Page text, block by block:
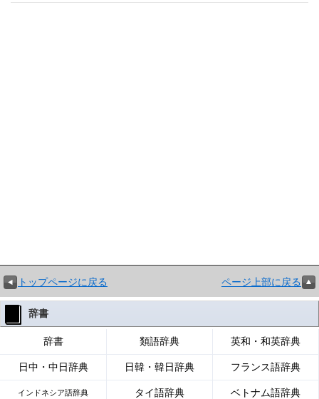
トップページに戻る ページ上部に戻る
辞書
辞書 類語辞典 英和・和英辞典
日中・中日辞典 日韓・韓日辞典 フランス語辞典
インドネシア語辞典 タイ語辞典 ベトナム語辞典